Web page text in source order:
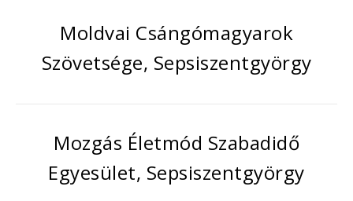
Moldvai Csángómagyarok
Szövetsége, Sepsiszentgyörgy
Mozgás Életmód Szabadidő
Egyesület, Sepsiszentgyörgy